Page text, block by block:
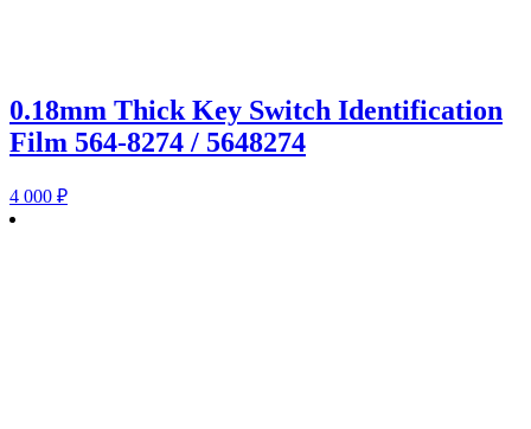
0.18mm Thick Key Switch Identification
Film 564-8274 / 5648274
4 000 ₽